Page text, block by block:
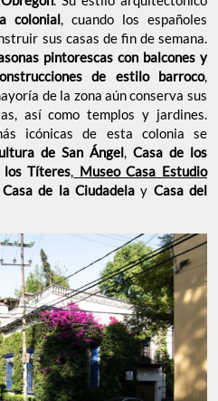
colonial, cuando los españoles
sus casas de fin de semana.
pintorescas con balcones y
de estilo barroco,
de la zona aún conserva sus
así como templos y jardines.
icónicas de esta colonia se
de San Ángel, Casa de los
los Títeres, Museo Casa Estudio
Casa de la Ciudadelay Casa del